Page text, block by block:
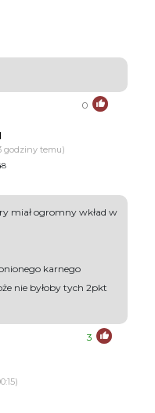
0
godziny temu)
miał ogromny wkład w
karnego
nie byłoby tych 2pkt
3